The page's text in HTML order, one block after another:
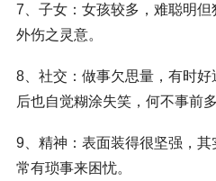
7、子女：女孩较多，难聪明
外伤之灵意。
8、社交：做事欠思量，有时
后也自觉糊涂失笑，何不事前多
9、精神：表面装得很坚强，其
常有琐事来困忧。